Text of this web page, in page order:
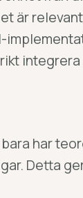
är
integrera
har
Detta